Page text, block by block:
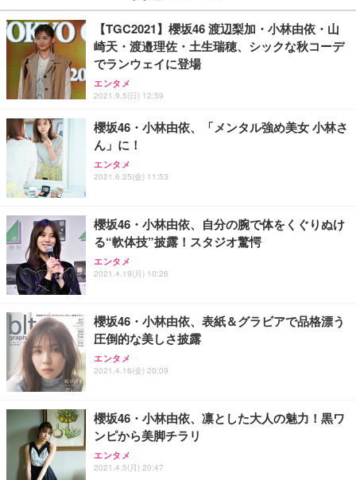
￥27,999
Sezlife オフィスチェア デスクチェア 疲れない テレ
ワーク チェア 強化バックレスト 30度ロッキング機
能 人間工学 椅子 腰サポート 90度跳ね上げ式アーム
レスト 3Dヘッドレスト ハンガー付き 高反発クッシ
務用 おしゃれ パソコンチェア (ブラック)
Sezlife オフィスチェア デスクチェア 疲れない テレ
ワーク チェア 強化バックレスト 30度ロッキング機
能 人間工学 椅子 腰サポート 90度跳ね上げ式アーム
務用 おしゃれ パソコンチェア (ホワイト)
ANDWINT オフィスチェア デスクチェア 肘なし メ
ッシュ 通気性 ランバーサポート付き 腰サポート ガ
ス圧無段階昇降 360度回転 キャスター付き コンパク
￥109,572
【純正品】27"ゲーミングモニター DualSense 充電
フック付き（CFI-ZDM1J）
￥49,979
【整備済み品】Dell E2724HS 27インチ 液晶モニタ
ー フルHD（1920×1080）VA 非光沢 HDMI/DisplayP
ort/VGA スピーカー内蔵 高さ調整 スイベル VESA対
【MiniLED/24.5inch/280Hz/FHD】GRAPHT THE S
HOOTER Gaming Monitor 24” Essential ゲーミン
グモニター QD 24.5インチ 1ms FHD 量子ドット 残
￥3,234
ネオ・ルーライフ ネオ・オムツ L 中型犬用 26枚入
り 単品
￥1,800
Smart Basic(スマートベーシック) 【Amazon.co.jp
限定】 Smart Basic アイリスオーヤマ ペットシーツ
超厚型 お徳用 ワイド 100枚入 (x 1) (ケース販売)
アイリスオーヤマ ペットシーツ 超厚型 お徳用 レギ
ュラー 200枚入【Amazon.co.jp限定】
【TGC2021】櫻坂46 渡辺梨加・小林由依・山
崎天・渡邉理佐・土生瑞穂、シックな秋コーデ
でランウェイに登場
エンタメ
2021.9.5(日) 12:59
櫻坂46・小林由依、「メンタル強め美女 小林さ
ん」に！
エンタメ
2021.6.25(金) 11:53
櫻坂46・小林由依、自分の腕で体をくぐりぬけ
る“軟体技”披露！スタジオ驚愕
エンタメ
2021.4.19(月) 10:26
櫻坂46・小林由依、表紙＆グラビアで品格漂う
圧倒的な美しさ披露
エンタメ
2021.4.16(金) 20:09
櫻坂46・小林由依、凛とした大人の魅力！黒ワ
ンピから美脚チラリ
エンタメ
2021.4.5(月) 20:47